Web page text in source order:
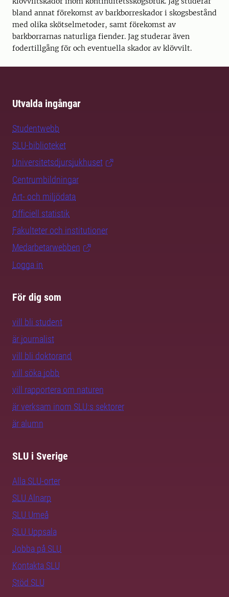
bland annat förekomst av barkborreskador i skogsbestånd
med olika skötselmetoder, samt förekomst av
barkborrarnas naturliga fiender. Jag studerar även
fodertillgång för och eventuella skador av klövvilt.
Utvalda ingångar
Studentwebb
SLU-biblioteket
Universitetsdjursjukhuset
Centrumbildningar
Art- och miljödata
Officiell statistik
Fakulteter och institutioner
Medarbetarwebben
Logga in
För dig som
vill bli student
är journalist
vill bli doktorand
vill söka jobb
vill rapportera om naturen
är verksam inom SLU:s sektorer
är alumn
SLU i Sverige
Alla SLU-orter
SLU Alnarp
SLU Umeå
SLU Uppsala
Jobba på SLU
Kontakta SLU
Stöd SLU